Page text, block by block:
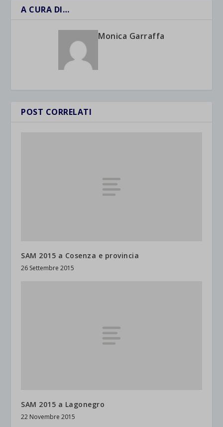
A CURA DI…
Monica Garraffa
POST CORRELATI
SAM 2015 a Cosenza e provincia
26 Settembre 2015
SAM 2015 a Lagonegro
22 Novembre 2015